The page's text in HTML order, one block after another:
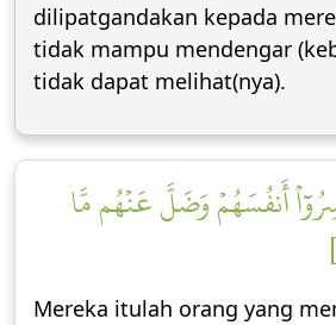
dilipatgandakan kepada
tidak mampu mendengar
tidak dapat melihat(nya).
أَنفُسَهُمۡ وَضَلَّ عَنۡهُم مَّا
Mereka itulah orang yang